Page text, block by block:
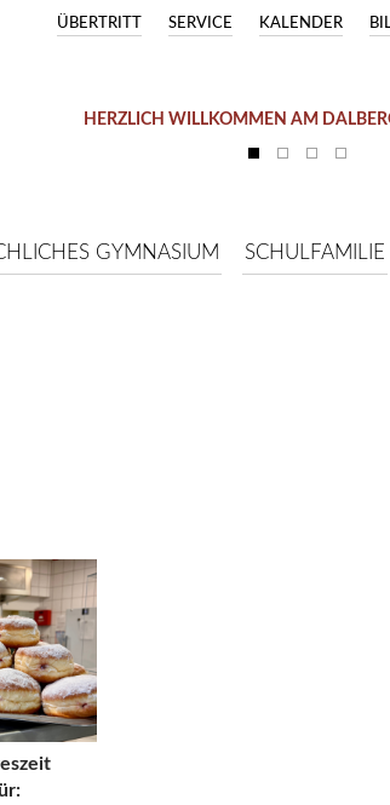
KALENDER
SERVICE
ÜBERTRITT
HERZLICH WILLKOMMEN AM
GYMNASIUM SCHULFAMILIE